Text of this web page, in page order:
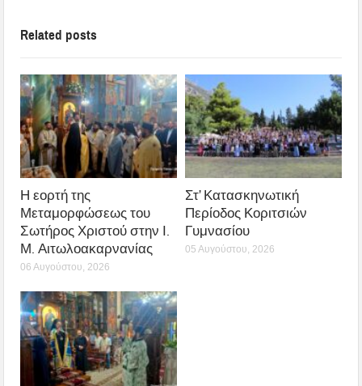
Related posts
Η εορτή της
Μεταμορφώσεως του
Σωτήρος Χριστού στην Ι.
Μ. Αιτωλοακαρνανίας
06 Αυγούστου, 2026
Στ’ Κατασκηνωτική
Περίοδος Κοριτσιών
Γυμνασίου
05 Αυγούστου, 2026